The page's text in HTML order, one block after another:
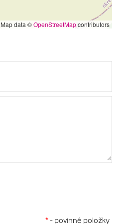
Map data ©OpenStreetMapcontributors
* - povinné položky